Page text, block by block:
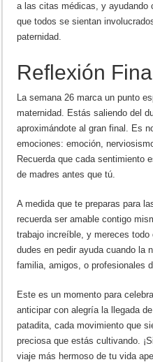
a las citas médicas, y ayudando
que todos se sientan
paternidad.
Reflexión
La semana 26 marca un punto
maternidad. Estás saliendo del
aproximándote al gran final. Es
emociones: emoción,
Recuerda que cada sentimiento
de madres antes que tú.
A medida que te preparas para
recuerda ser amable contigo
trabajo increíble, y mereces
dudes en pedir ayuda cuando la
familia, amigos, o profesionales
Este es un momento para
anticipar con alegría la llegada
patadita, cada movimiento que
preciosa que estás cultivando.
viaje más hermoso de tu vida